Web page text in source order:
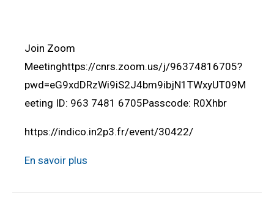
Join Zoom
Meetinghttps://cnrs.zoom.us/j/96374816705?
pwd=eG9xdDRzWi9iS2J4bm9ibjN1TWxyUT09M
eeting ID: 963 7481 6705Passcode: R0Xhbr
https://indico.in2p3.fr/event/30422/
En savoir plus